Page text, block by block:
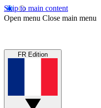
Skip to main content
Open menu Close main menu
FR Edition